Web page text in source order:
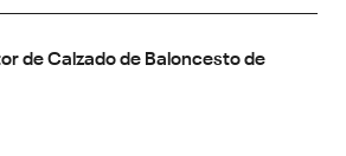
de Calzado de Baloncesto de